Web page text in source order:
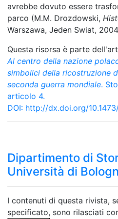
avrebbe dovuto essere
parco (M.M. Drozdowski,
Warszawa, Jeden Swiat,
Questa risorsa è parte
Al centro della nazione
simbolici della ricostruzione
seconda guerra mondiale.
articolo 4.
DOI: http://dx.doi.org/
Dipartimento di
Università di
I contenuti di questa rivista,
specificato, sono rilasciati